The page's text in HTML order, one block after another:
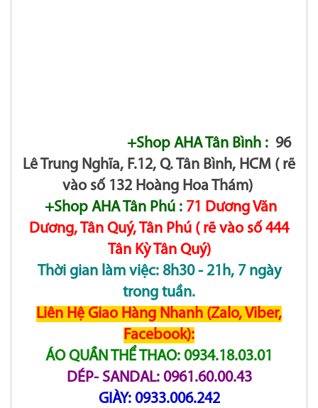
+Shop AHA Tân Bình : 96
Lê Trung Nghĩa, F.12, Q. Tân Bình, HCM ( rẽ
vào số 132 Hoàng Hoa Thám)
+Shop AHA Tân Phú : 71 Dương Văn
Dương, Tân Quý, Tân Phú ( rẽ vào số 444
Tân Kỳ Tân Quý)
Thời gian làm việc: 8h30 - 21h, 7 ngày
trong tuần.
Liên Hệ Giao Hàng Nhanh (Zalo, Viber,
Facebook):
ÁO QUẦN THỂ THAO: 0934.18.03.01
DÉP- SANDAL: 0961.60.00.43
GIÀY: 0933.006.242